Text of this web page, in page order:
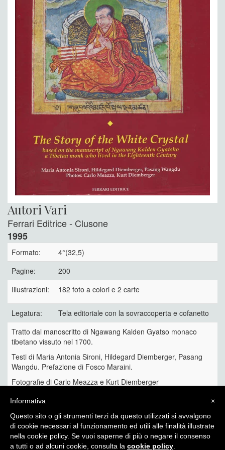
Autori Vari
Ferrari Editrice - Clusone
1995
Formato:
4°(32,5)
Pagine:
200
Illustrazioni:
182 foto a colori e 2 carte
Legatura:
Tela editoriale con la sovraccoperta e cofanetto
Tratto dal manoscritto di Ngawang Kalden Gyatso monaco
tibetano vissuto nel 1700.
Testi di Maria Antonia Sironi, Hildegard Diemberger, Pasang
Wangdu. Prefazione di Fosco Maraini.
Fotografie di Carlo Meazza e Kurt Diemberger
Text also in English
50 €
×
Informativa
Questo sito o gli strumenti terzi da questo utilizzati si avvalgono
di cookie necessari al funzionamento ed utili alle finalità illustrate
nella cookie policy. Se vuoi saperne di più o negare il consenso
a tutti o ad alcuni cookie, consulta la cookie policy